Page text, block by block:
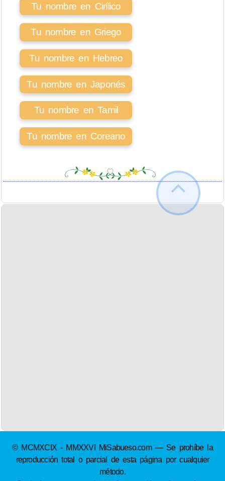
Tu nombre en Cirílico
Tu nombre en Griego
Tu nombre en Hebreo
Tu nombre en Japonés
Tu nombre en Tamil
Tu nombre en Coreano
© MCMXCIX - MMXXVI MiSabueso.com — Se prohíbe la
reproducción total o parcial de esta página por cualquier
método.